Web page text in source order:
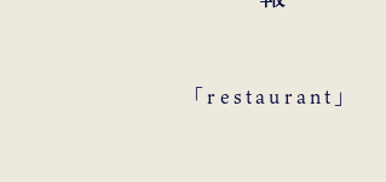
「restaurant」